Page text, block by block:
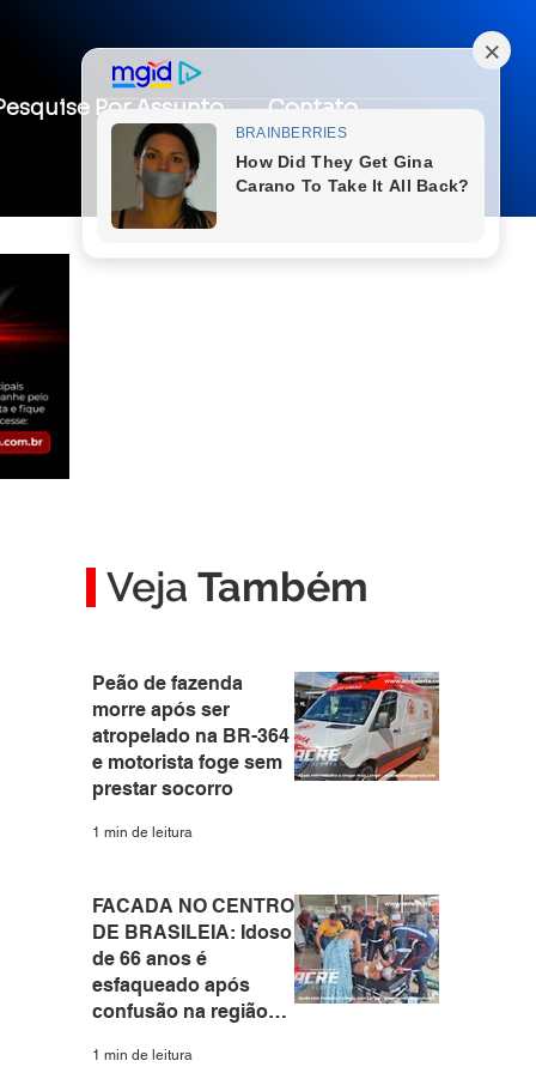
Por Assunto Contato
Peão de fazenda
morre após ser
atropelado na BR-364
e motorista foge sem
prestar socorro
1 min de leitura
FACADA NO CENTRO
DE BRASILEIA: Idoso
de 66 anos é
esfaqueado após
confusão na região
Acre
1 min de leitura
Veja Também